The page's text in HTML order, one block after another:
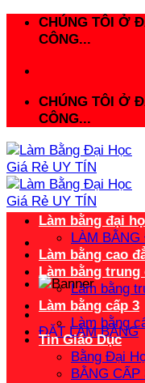
dung
CHÚNG TÔI Ở
CÔNG...
CHÚNG TÔI Ở
CÔNG...
ĐẶT LÀM BẰNG
Làm bằng đại
LÀM
Làm bằng cao
Làm bằng trung
Làm bằng
Làm bằng cấp 3
Làm bằng
Tin Giáo Dục
Bằng Đại
BẰNG CẤP